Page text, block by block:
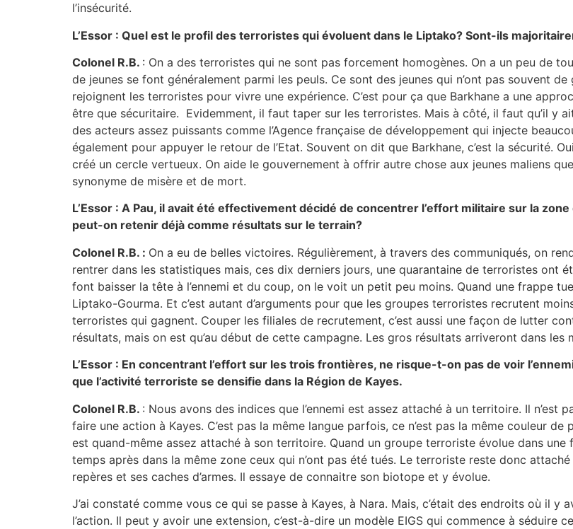
l’insécurité.
L’Essor : Quel est le profil des terroristes qui évoluent dans le Liptako? Sont-ils
Colonel R.B. : On a des terroristes qui ne sont pas forcement homogènes. On a un peu de
de jeunes se font généralement parmi les peuls. Ce sont des jeunes qui n’ont pas souvent
rejoignent les terroristes pour vivre une expérience. C’est pour ça que Barkhane a une
être que sécuritaire. Evidemment, il faut taper sur les terroristes. Mais à côté, il faut qu’il y
des acteurs assez puissants comme l’Agence française de développement qui injecte
également pour appuyer le retour de l’Etat. Souvent on dit que Barkhane, c’est la sécurité.
créé un cercle vertueux. On aide le gouvernement à offrir autre chose aux jeunes maliens
synonyme de misère et de mort.
L’Essor : A Pau, il avait été effectivement décidé de concentrer l’effort militaire sur la
peut-on retenir déjà comme résultats sur le terrain?
Colonel R.B. : On a eu de belles victoires. Régulièrement, à travers des communiqués, on
rentrer dans les statistiques mais, ces dix derniers jours, une quarantaine de terroristes ont
font baisser la tête à l’ennemi et du coup, on le voit un petit peu moins. Quand une frappe
Liptako-Gourma. Et c’est autant d’arguments pour que les groupes terroristes recrutent
terroristes qui gagnent. Couper les filiales de recrutement, c’est aussi une façon de lutter
résultats, mais on est qu’au début de cette campagne. Les gros résultats arriveront dans les
L’Essor : En concentrant l’effort sur les trois frontières, ne risque-t-on pas de voir
que l’activité terroriste se densifie dans la Région de Kayes.
Colonel R.B. : Nous avons des indices que l’ennemi est assez attaché à un territoire. Il
faire une action à Kayes. C’est pas la même langue parfois, ce n’est pas la même couleur
est quand-même assez attaché à son territoire. Quand un groupe terroriste évolue dans
temps après dans la même zone ceux qui n’ont pas été tués. Le terroriste reste donc
repères et ses caches d’armes. Il essaye de connaitre son biotope et y évolue.
J’ai constaté comme vous ce qui se passe à Kayes, à Nara. Mais, c’était des endroits où il y
l’action. Il peut y avoir une extension, c’est-à-dire un modèle EIGS qui commence à séduire